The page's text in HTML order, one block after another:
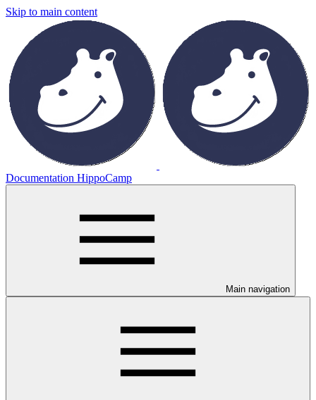
Skip to main content
Documentation HippoCamp
Main navigation